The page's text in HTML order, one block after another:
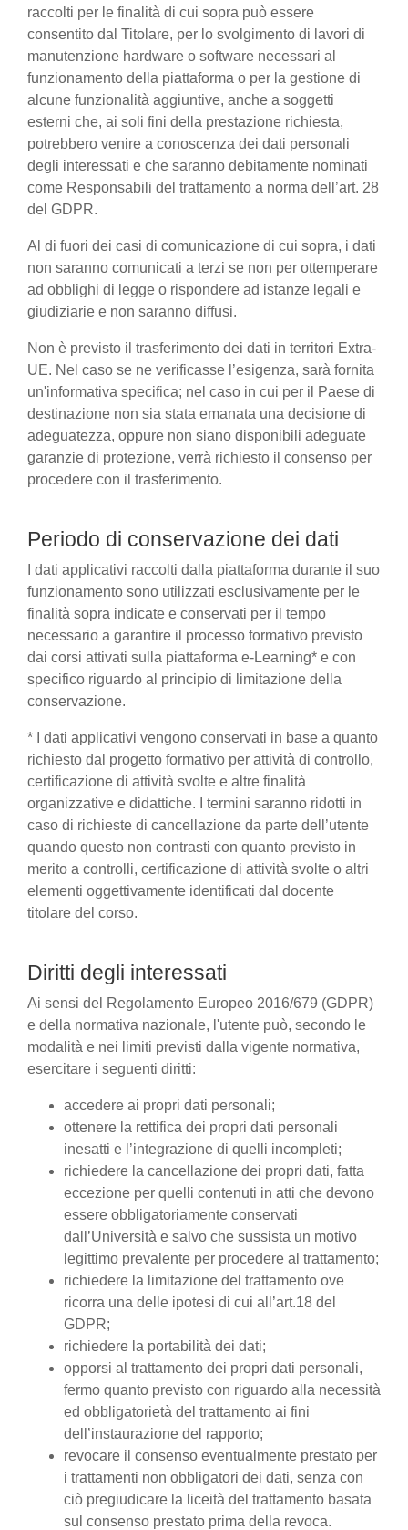
raccolti per le finalità di cui sopra può essere
consentito dal Titolare, per lo svolgimento di lavori di
manutenzione hardware o software necessari al
funzionamento della piattaforma o per la gestione di
alcune funzionalità aggiuntive, anche a soggetti
esterni che, ai soli fini della prestazione richiesta,
potrebbero venire a conoscenza dei dati personali
degli interessati e che saranno debitamente nominati
come Responsabili del trattamento a norma dell’art. 28
del GDPR.
Al di fuori dei casi di comunicazione di cui sopra, i dati
non saranno comunicati a terzi se non per ottemperare
ad obblighi di legge o rispondere ad istanze legali e
giudiziarie e non saranno diffusi.
Non è previsto il trasferimento dei dati in territori Extra-
UE. Nel caso se ne verificasse l’esigenza, sarà fornita
un'informativa specifica; nel caso in cui per il Paese di
destinazione non sia stata emanata una decisione di
adeguatezza, oppure non siano disponibili adeguate
garanzie di protezione, verrà richiesto il consenso per
procedere con il trasferimento.
Periodo di conservazione dei dati
I dati applicativi raccolti dalla piattaforma durante il suo
funzionamento sono utilizzati esclusivamente per le
finalità sopra indicate e conservati per il tempo
necessario a garantire il processo formativo previsto
dai corsi attivati sulla piattaforma e-Learning* e con
specifico riguardo al principio di limitazione della
conservazione.
* I dati applicativi vengono conservati in base a quanto
richiesto dal progetto formativo per attività di controllo,
certificazione di attività svolte e altre finalità
organizzative e didattiche. I termini saranno ridotti in
caso di richieste di cancellazione da parte dell’utente
quando questo non contrasti con quanto previsto in
merito a controlli, certificazione di attività svolte o altri
elementi oggettivamente identificati dal docente
titolare del corso.
Diritti degli interessati
Ai sensi del Regolamento Europeo 2016/679 (GDPR)
e della normativa nazionale, l'utente può, secondo le
modalità e nei limiti previsti dalla vigente normativa,
esercitare i seguenti diritti:
accedere ai propri dati personali;
ottenere la rettifica dei propri dati personali
inesatti e l’integrazione di quelli incompleti;
richiedere la cancellazione dei propri dati, fatta
eccezione per quelli contenuti in atti che devono
essere obbligatoriamente conservati
dall’Università e salvo che sussista un motivo
legittimo prevalente per procedere al trattamento;
richiedere la limitazione del trattamento ove
ricorra una delle ipotesi di cui all’art.18 del
GDPR;
richiedere la portabilità dei dati;
opporsi al trattamento dei propri dati personali,
fermo quanto previsto con riguardo alla necessità
ed obbligatorietà del trattamento ai fini
dell’instaurazione del rapporto;
revocare il consenso eventualmente prestato per
i trattamenti non obbligatori dei dati, senza con
ciò pregiudicare la liceità del trattamento basata
sul consenso prestato prima della revoca.